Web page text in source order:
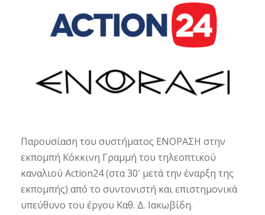
Παρουσίαση του συστήματος ΕΝΟΡΑΣΗ στην
εκπομπή Κόκκινη Γραμμή του τηλεοπτικού
καναλιού Action24 (στα 30′ μετά την έναρξη της
εκπομπής) από το συντονιστή και επιστημονικά
υπεύθυνο του έργου Καθ. Δ. Ιακωβίδη.